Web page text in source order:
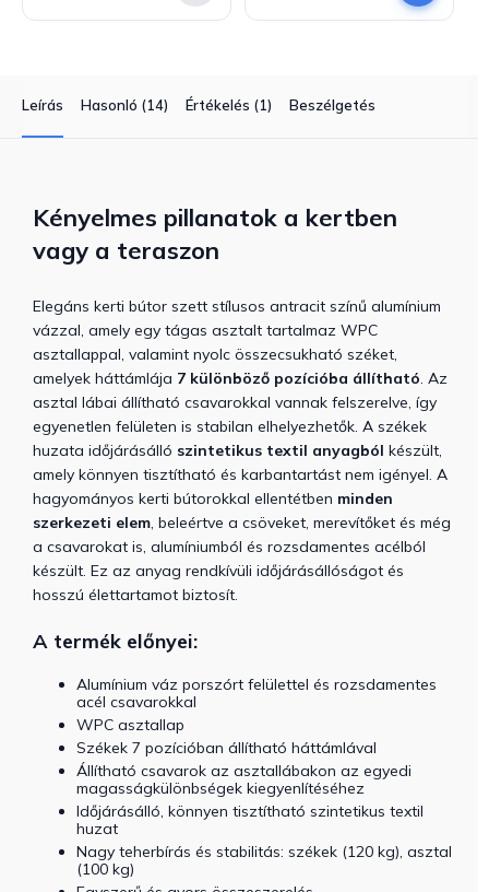
4,0
Leírás Hasonló (14) Értékelés (1) Beszélgetés
Kényelmes pillanatok a kertben
vagy a teraszon
Elegáns kerti bútor szett stílusos antracit színű alumínium
vázzal, amely egy tágas asztalt tartalmaz WPC
asztallappal, valamint nyolc összecsukható széket,
amelyek háttámlája 7 különböző pozícióba állítható. Az
asztal lábai állítható csavarokkal vannak felszerelve, így
egyenetlen felületen is stabilan elhelyezhetők. A székek
huzata időjárásálló szintetikus textil anyagból készült,
amely könnyen tisztítható és karbantartást nem igényel. A
hagyományos kerti bútorokkal ellentétben minden
szerkezeti elem, beleértve a csöveket, merevítőket és még
a csavarokat is, alumíniumból és rozsdamentes acélból
készült. Ez az anyag rendkívüli időjárásállóságot és
hosszú élettartamot biztosít.
A termék előnyei:
Alumínium váz porszórt felülettel és rozsdamentes
acél csavarokkal
WPC asztallap
Székek 7 pozícióban állítható háttámlával
Állítható csavarok az asztallábakon az egyedi
magasságkülönbségek kiegyenlítéséhez
Időjárásálló, könnyen tisztítható szintetikus textil
huzat
Nagy teherbírás és stabilitás: székek (120 kg), asztal
(100 kg)